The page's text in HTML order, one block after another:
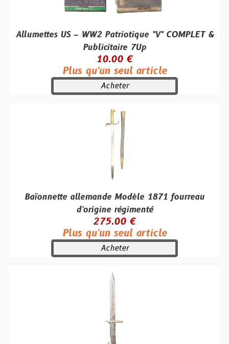
Allumettes US – WW2 Patriotique "V" COMPLET &
Publicitaire 7Up
10.00 €
Plus qu'un seul article
Acheter
Baïonnette allemande Modèle 1871 fourreau
d'origine régimenté
275.00 €
Plus qu'un seul article
Acheter